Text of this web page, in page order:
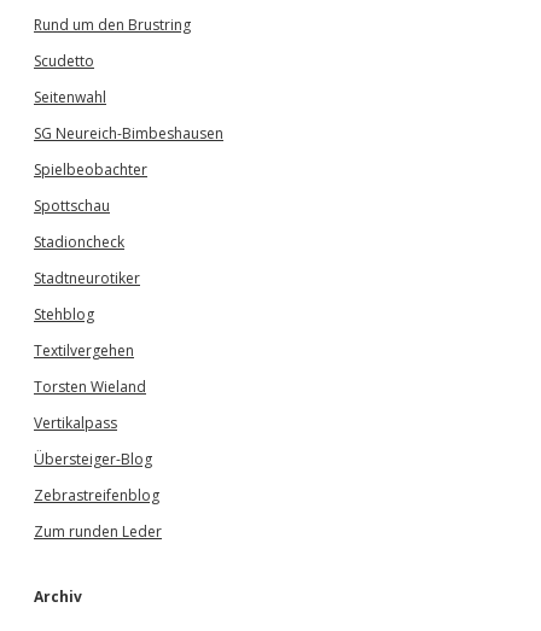
Rund um den Brustring
Scudetto
Seitenwahl
SG Neureich-Bimbeshausen
Spielbeobachter
Spottschau
Stadioncheck
Stadtneurotiker
Stehblog
Textilvergehen
Torsten Wieland
Vertikalpass
Übersteiger-Blog
Zebrastreifenblog
Zum runden Leder
Archiv